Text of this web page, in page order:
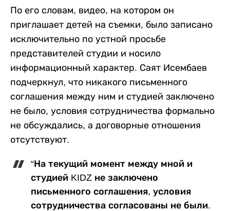
По его словам, видео, на котором он
приглашает детей на съемки, было записано
исключительно по устной просьбе
представителей студии и носило
информационный характер. Саят Исембаев
подчеркнул, что никакого письменного
соглашения между ним и студией заключено
не было, условия сотрудничества формально
не обсуждались, а договорные отношения
отсутствуют.
“На текущий момент между мной и
студией KIDZ не заключено
письменного соглашения, условия
сотрудничества согласованы не были.